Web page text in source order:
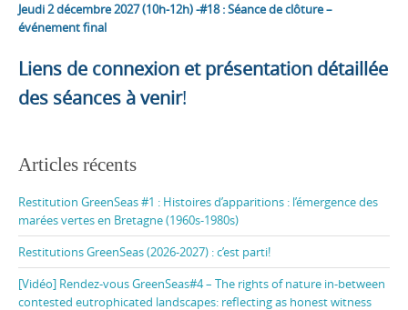
Jeudi 2 décembre 2027 (10h-12h) -#18 : Séance de clôture –
événement final
Liens de connexion et présentation détaillée
des séances à venir!
Articles récents
Restitution GreenSeas #1 : Histoires d’apparitions : l’émergence des
marées vertes en Bretagne (1960s-1980s)
Restitutions GreenSeas (2026-2027) : c’est parti!
[Vidéo] Rendez-vous GreenSeas#4 – The rights of nature in-between
contested eutrophicated landscapes: reflecting as honest witness